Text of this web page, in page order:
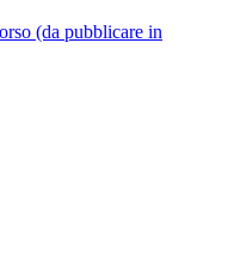
(da pubblicare in